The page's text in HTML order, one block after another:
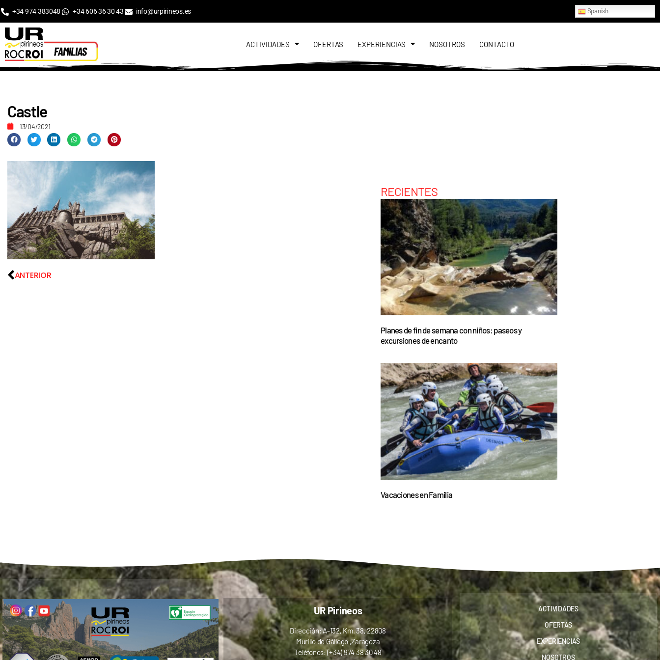
+34 974 383048 +34 606 36 30 43 info@urpirineos.es Spanish
ACTIVIDADES OFERTAS EXPERIENCIAS NOSOTROS CONTACTO
Castle
13/04/2021
ANTERIOR
RECIENTES
Planes de fin de semana con niños: paseos y
excursiones de encanto
Vacaciones en Familia
UR Pirineos
Dirección: A-132, Km. 38, 22808
Murillo de Gállego ,Zaragoza
Teléfonos: (+34) 974 38 30 48
ACTIVIDADES
OFERTAS
EXPERIENCIAS
NOSOTROS